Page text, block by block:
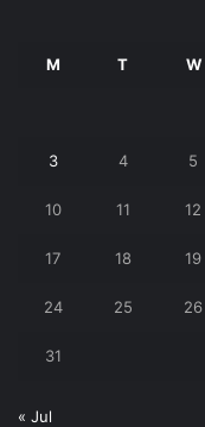
M T W
3 4 5
10 11 12
17 18 19
24 25 26
31
« Jul